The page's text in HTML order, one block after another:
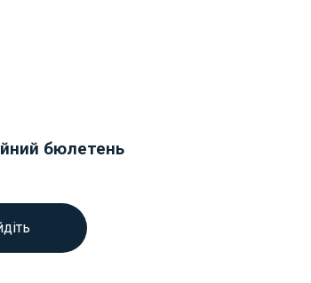
бюлетень